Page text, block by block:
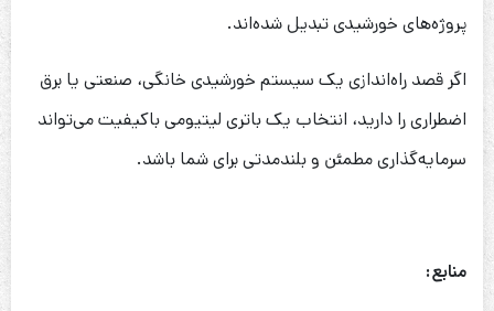
پروژه‌های خورشیدی تبدیل شده‌اند.
اگر قصد راه‌اندازی یک سیستم خورشیدی خانگی، صنعتی یا برق
اضطراری را دارید، انتخاب یک باتری لیتیومی باکیفیت می‌تواند
سرمایه‌گذاری مطمئن و بلندمدتی برای شما باشد.
منابع: